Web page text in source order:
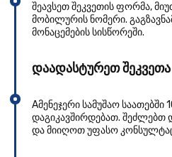
შეავსეთ შეკვეთის ფორმა,
მობილურის ნომერი.
მონაცემების სისწორეში.
დაადასტურეთ შეკვეთა
Aმენეჯერი სამუშაო საათებში
დაგიკავშირდებათ. შეძლებთ
და მიიღოთ უფასო